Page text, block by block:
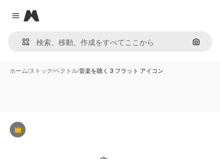
Close menu
Magnific
画像で
ホーム/ストック/ベクトル/音楽を聴く 3 フラット アイコン
Premium